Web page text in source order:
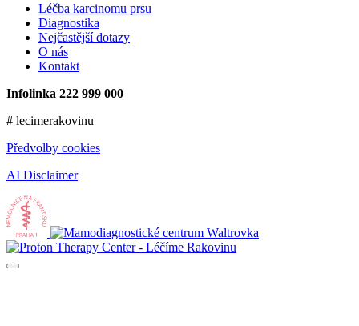
Léčba karcinomu prsu
Diagnostika
Nejčastější dotazy
O nás
Kontakt
Infolinka 222 999 000
# lecimerakovinu
Předvolby cookies
AI Disclaimer